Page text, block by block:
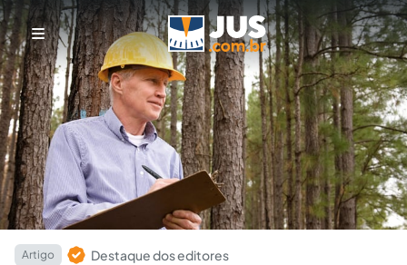
Artigo Destaque dos editores